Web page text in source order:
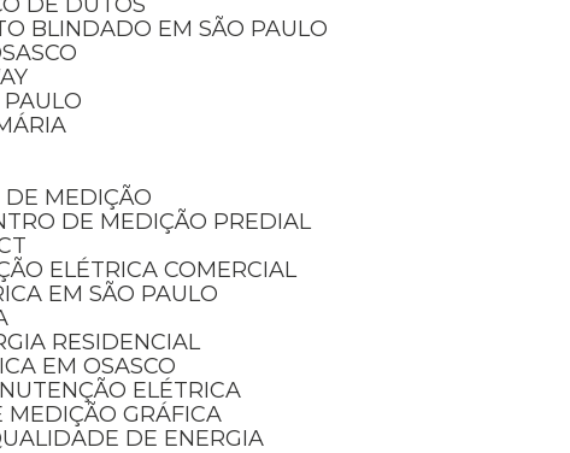
BLINDADO EM SÃO PAULO
PAULO
DE MEDIÇÃO
DE MEDIÇÃO PREDIAL
ELÉTRICA COMERCIAL
EM SÃO PAULO
RESIDENCIAL
EM OSASCO
ELÉTRICA
MEDIÇÃO GRÁFICA
DE ENERGIA